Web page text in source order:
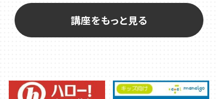
講座をもっと見る